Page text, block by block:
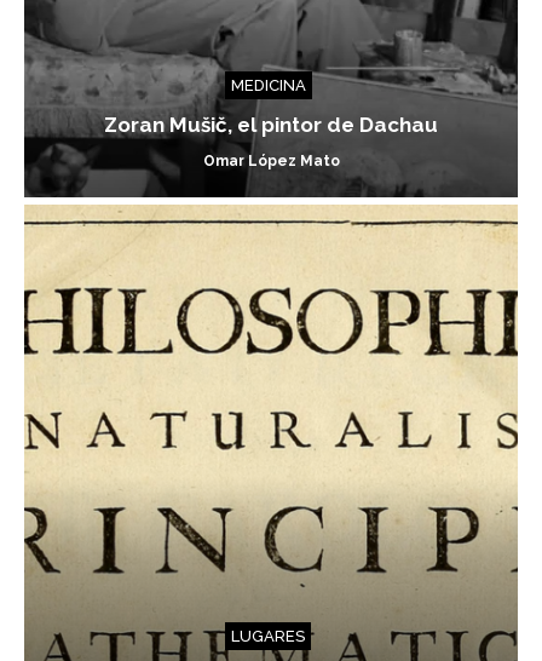
MEDICINA
Zoran Mušič, el pintor de Dachau
Omar López Mato
LUGARES